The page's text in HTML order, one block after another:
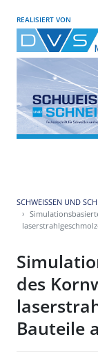
REALISIERT VON
SCHWEISSEN UND
des
Bauteile